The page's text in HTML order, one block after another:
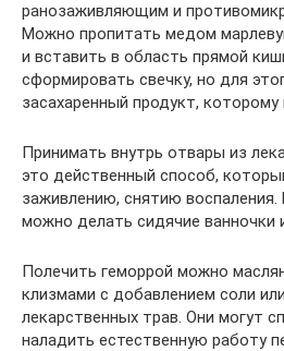
ранозаживляющим и
Можно пропитать медом
и вставить в область прямой
сформировать свечку, но для
засахаренный продукт,
Принимать внутрь отвары из
это действенный способ,
заживлению, снятию
можно делать сидячие ванночки
Полечить геморрой можно
клизмами с добавлением соли
лекарственных трав. Они могут
наладить естественную работу